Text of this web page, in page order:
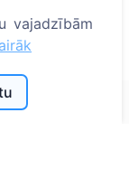
vajadzībām